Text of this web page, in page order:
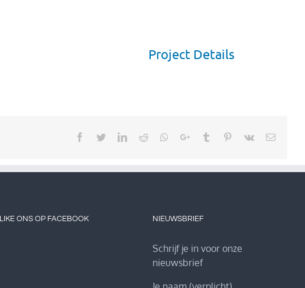
Project Details
Facebook
TwitterLinkedIn
Reddit Whatsapp
Google+Tumblr Pinterest
Vk Email
LIKE ONS OP FACEBOOK NIEUWSBRIEF
Schrijf je in voor onze
nieuwsbrief